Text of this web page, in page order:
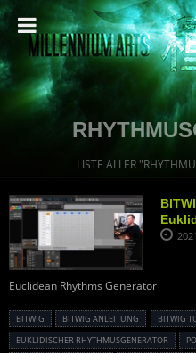
LISTE ALLER
Euclidean Rhythms Generator
BITWIG BITWIG ANLEITUNG BITWIG
EUKLIDISCHER RHYTHMUSGENERATOR